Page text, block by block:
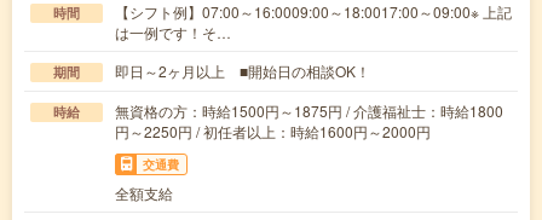
時間
【シフト例】07:00～16:0009:00～18:0017:00～09:00※ 上記
は一例です！そ…
期間 即日～2ヶ月以上 ■開始日の相談OK！
時給
無資格の方：時給1500円～1875円 / 介護福祉士：時給1800
円～2250円 / 初任者以上：時給1600円～2000円
交通費
全額支給